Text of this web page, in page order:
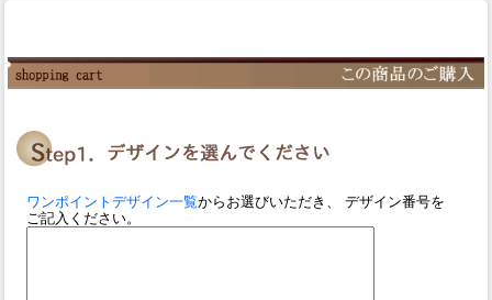
ワンポイントデザイン一覧からお選びいただき、 デザイン番号を
ご記入ください。